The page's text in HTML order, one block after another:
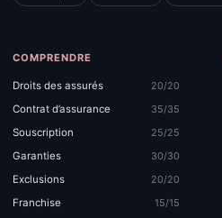
COMPRENDRE
Droits des assurés
20/20
Contrat d’assurance
35/35
Souscription
25/25
Garanties
30/30
Exclusions
20/20
Franchise
15/15